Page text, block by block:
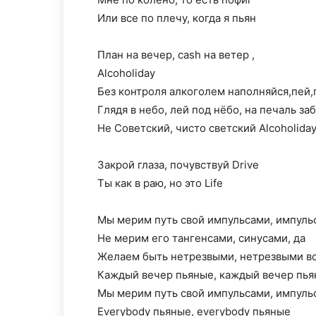
Или все по плечу, когда я пьян
План на вечер, cash на ветер ,
Alcoholiday
Без контроля алкоголем
Глядя в небо, лей под нёбо, на печаль
Не Cоветский, чисто светский Alcoholiday
Закрой глаза, почувствуй Drive
Ты как в раю, но это Life
Мы мерим путь свой импульсами,
Не мерим его тангенсами, синусами, да
Желаем быть нетрезвыми, нетрезвыми
Каждый вечер пьяные, каждый вечер
Мы мерим путь свой импульсами,
Еverybody пьяные, everybody пьяные